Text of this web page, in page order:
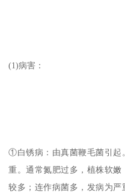
(1)病害：
①白锈病：由真菌鞭毛菌引起
重。通常氮肥过多，植株软
较多；连作病菌多，发病为